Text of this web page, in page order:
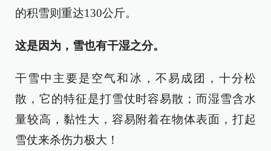
的积雪则重达130公斤。
这是因为，雪也有干湿之分。
干雪中主要是空气和冰，不易成团，十分松
散，它的特征是打雪仗时容易散；而湿雪含水
量较高，黏性大，容易附着在物体表面，打起
雪仗来杀伤力极大！